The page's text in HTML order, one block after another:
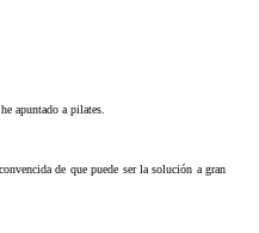
apuntado a pilates
de que puede ser la solución a gran